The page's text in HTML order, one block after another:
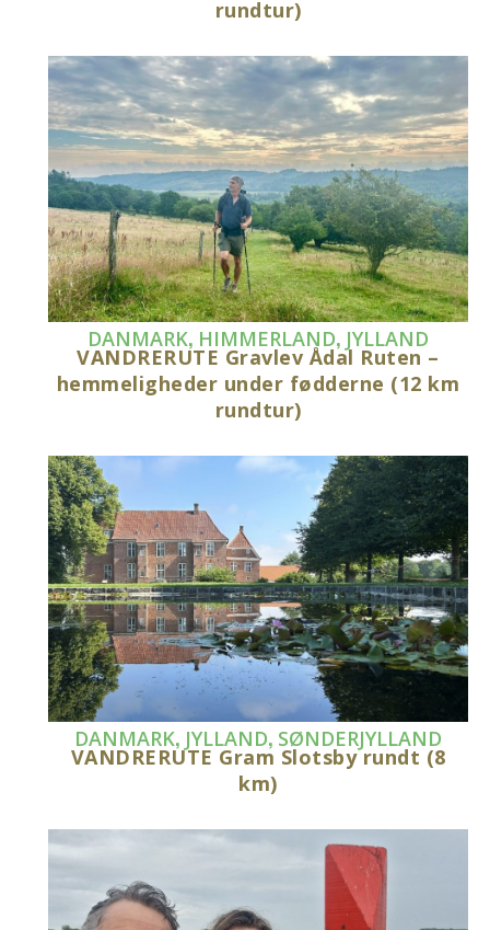
rundtur)
DANMARK, HIMMERLAND, JYLLAND
VANDRERUTE Gravlev Ådal Ruten –
hemmeligheder under fødderne (12 km
rundtur)
DANMARK, JYLLAND, SØNDERJYLLAND
VANDRERUTE Gram Slotsby rundt (8
km)